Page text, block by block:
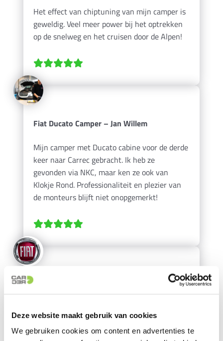
Deze website maakt gebruik van cookies
We gebruiken cookies om content en advertenties te
Het effect van chiptuning van mijn camper is
geweldig. Veel meer power bij het optrekken
op de snelweg en het cruisen door de Alpen!
Fiat Ducato Camper – Jan Willem
Mijn camper met Ducato cabine voor de derde
keer naar Carrec gebracht. Ik heb ze
gevonden via NKC, maar ken ze ook van
Klokje Rond. Professionaliteit en plezier van
de monteurs blijft niet onopgemerkt!
advies op maat en belofte waarheid
geworden, zoveel meer comfort rijden Fiat